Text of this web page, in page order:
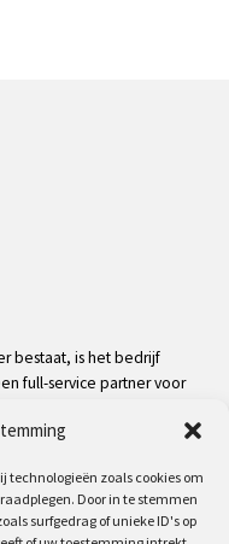
technologieën zoals cookies om
Door in te stemmen
surfgedrag of unieke ID's op
bestaat, is het bedrijf
full-service partner voor
service, machinale